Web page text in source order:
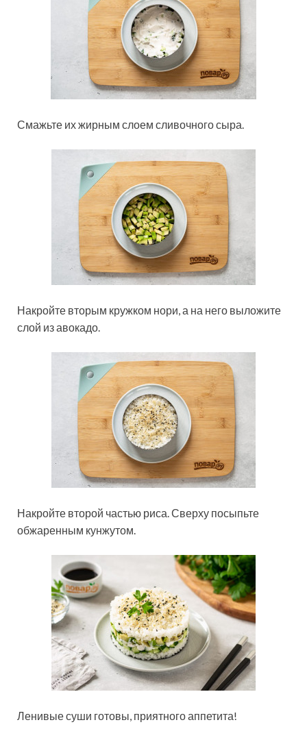
Смажьте их жирным слоем сливочного сыра.
Накройте вторым кружком нори, а на него выложите
слой из авокадо.
Накройте второй частью риса. Сверху посыпьте
обжаренным кунжутом.
Ленивые суши готовы, приятного аппетита!